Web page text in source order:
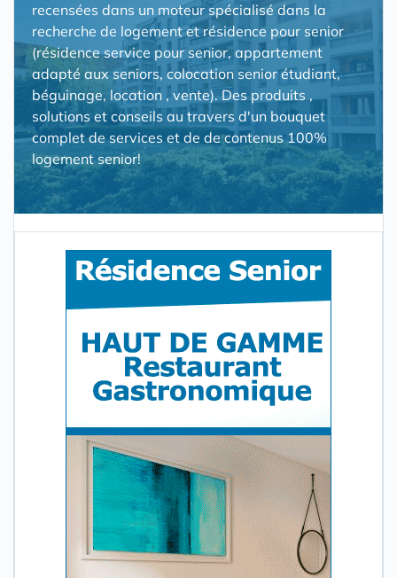
recensées dans un moteur spécialisé dans la
recherche de logement et résidence pour senior
(résidence service pour senior, appartement
adapté aux seniors, colocation senior étudiant,
béguinage, location , vente). Des produits ,
solutions et conseils au travers d'un bouquet
complet de services et de de contenus 100%
logement senior!